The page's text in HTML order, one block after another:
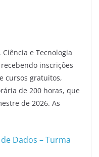
e Tecnologia
recebendo inscrições
cursos gratuitos,
de 200 horas, que
de 2026. As
Dados – Turma